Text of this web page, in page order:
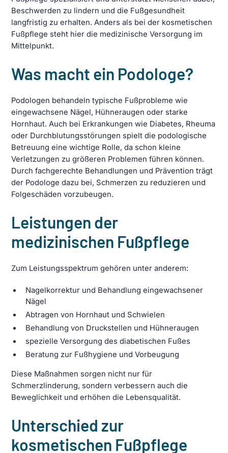
Beschwerden zu lindern und die Fußgesundheit
langfristig zu erhalten. Anders als bei der kosmetischen
Fußpflege steht hier die medizinische Versorgung im
Mittelpunkt.
Was macht ein Podologe?
Podologen behandeln typische Fußprobleme wie
eingewachsene Nägel, Hühneraugen oder starke
Hornhaut. Auch bei Erkrankungen wie Diabetes, Rheuma
oder Durchblutungsstörungen spielt die podologische
Betreuung eine wichtige Rolle, da schon kleine
Verletzungen zu größeren Problemen führen können.
Durch fachgerechte Behandlungen und Prävention trägt
der Podologe dazu bei, Schmerzen zu reduzieren und
Folgeschäden vorzubeugen.
Leistungen der
medizinischen Fußpflege
Zum Leistungsspektrum gehören unter anderem:
Nagelkorrektur und Behandlung eingewachsener
Nägel
Abtragen von Hornhaut und Schwielen
Behandlung von Druckstellen und Hühneraugen
spezielle Versorgung des diabetischen Fußes
Beratung zur Fußhygiene und Vorbeugung
Diese Maßnahmen sorgen nicht nur für
Schmerzlinderung, sondern verbessern auch die
Beweglichkeit und erhöhen die Lebensqualität.
Unterschied zur
kosmetischen Fußpflege